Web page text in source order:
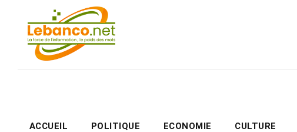
ACCUEIL POLITIQUE ECONOMIE CULTURE